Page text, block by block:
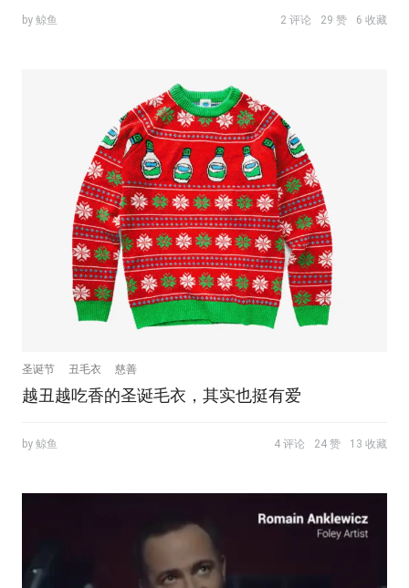
by 鲸鱼 2 评论 29 赞 6 收藏
圣诞节 丑毛衣 慈善
越丑越吃香的圣诞毛衣，其实也挺有爱
by 鲸鱼 4 评论 24 赞 13 收藏